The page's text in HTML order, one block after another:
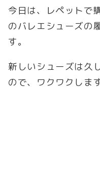
今日は、レペットで
のバレエシューズの
す。
新しいシューズは久
ので、ワクワクしま